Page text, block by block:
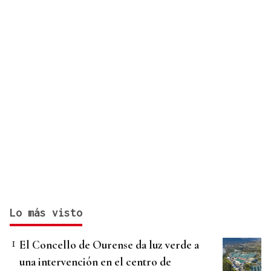
Lo más visto
El Concello de Ourense da luz verde a
una intervención en el centro de